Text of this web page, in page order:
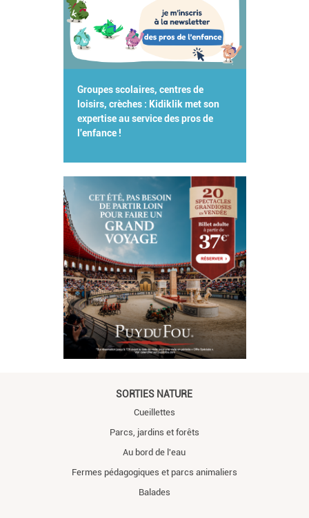
Groupes scolaires, centres de
loisirs, crèches : Kidiklik met son
expertise au service des pros de
l'enfance !
SORTIES NATURE
Cueillettes
Parcs, jardins et forêts
Au bord de l'eau
Fermes pédagogiques et parcs animaliers
Balades